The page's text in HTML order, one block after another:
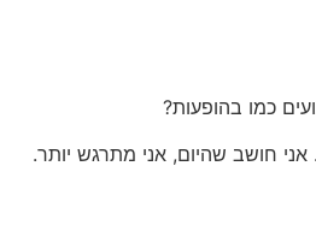
כמו בהופעות?‬
חושב שהיום, אני מתרגש יותר.‬